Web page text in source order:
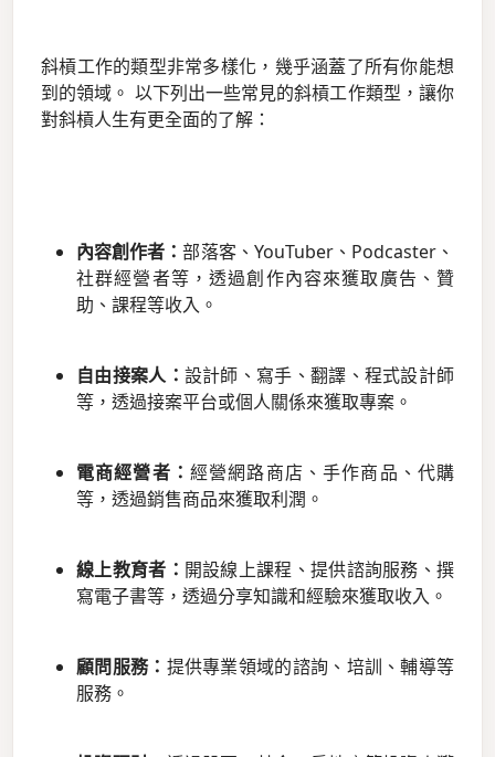
斜槓工作的類型非常多樣化，幾乎涵蓋了所有你能想
到的領域。 以下列出一些常見的斜槓工作類型，讓你
對斜槓人生有更全面的了解：
內容創作者：部落客、YouTuber、Podcaster、
社群經營者等，透過創作內容來獲取廣告、贊
助、課程等收入。
自由接案人： 設計師、寫手、翻譯、程式設計師
等，透過接案平台或個人關係來獲取專案。
電商經營者： 經營網路商店、手作商品、代購
等，透過銷售商品來獲取利潤。
線上教育者： 開設線上課程、提供諮詢服務、撰
寫電子書等，透過分享知識和經驗來獲取收入。
顧問服務： 提供專業領域的諮詢、培訓、輔導等
服務。